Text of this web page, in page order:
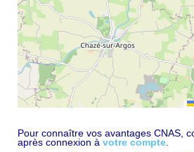
Pour connaître vos avantages CNAS,
après connexion à votre compte.